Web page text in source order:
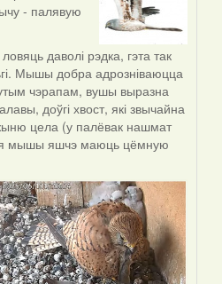
- палявую
даволі рэдка, гэта так
Мышы добра адрозніваюцца
чэрапам, вушы выразна
доўгі хвост, які звычайна
цела (у палёвак нашмат
мышы яшчэ маюць цёмную